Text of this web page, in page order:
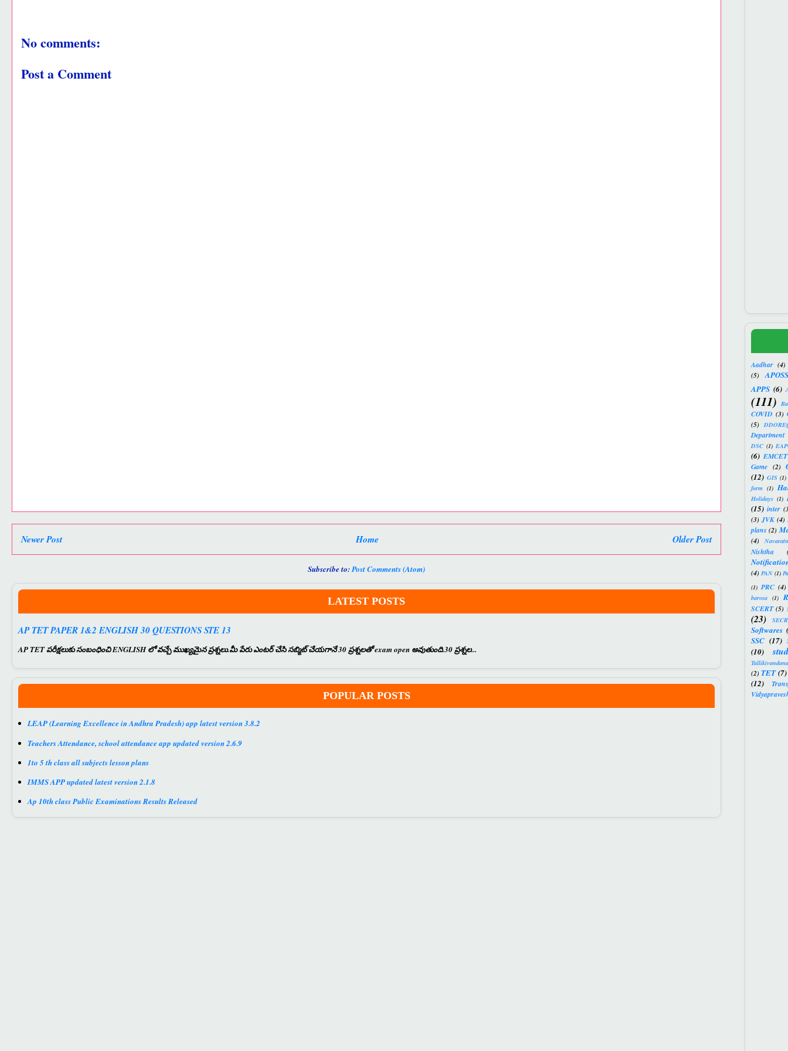
No comments:
Post a Comment
Newer Post Older Post
Home
Subscribe to:Post Comments (Atom)
LATEST POSTS
AP TET PAPER 1&2 ENGLISH 30 QUESTIONS STE 13
AP TET పరీక్షలుకు సంబంధించి ENGLISH లో వచ్చే ముఖ్యమైన ప్రశ్నలు.మీ పేరు ఎంటర్ చేసి సబ్మిట్ చేయగానే 30 ప్రశ్నలతో exam open అవుతుంది.30 ప్రశ్నల...
POPULAR POSTS
LEAP (Learning Excellence in Andhra Pradesh) app latest version 3.8.2
Teachers Attendance, school attendance app updated version 2.6.9
1to 5 th class all subjects lesson plans
IMMS APP updated latest version 2.1.8
Ap 10th class Public Examinations Results Released
Aadhar (4)
(5) APOSS
APPS (6)
(111)
COVID (3)
(5)
Department
DSC (1)
(6) EMCET
Game (2)
(12) GIS (1)
form (1)
Holidays (1)
(15) inter
(3) JVK (4)
plans (2)
(4)
Nishtha
(4) PAN (1)
(1) PRC (4)
barosa (1)
SCERT (5)
(23)
Softwares
SSC (17)
(10)
(2)TET (7)
(12)